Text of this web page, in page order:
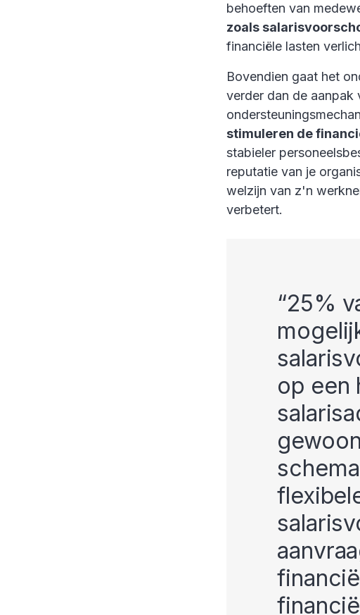
behoeften van
zoals
financiële lasten
Bovendien gaat het
verder dan de aanpak
stimuleren de
stabieler
reputatie van je
welzijn van z'n
verbetert.
25%
op een